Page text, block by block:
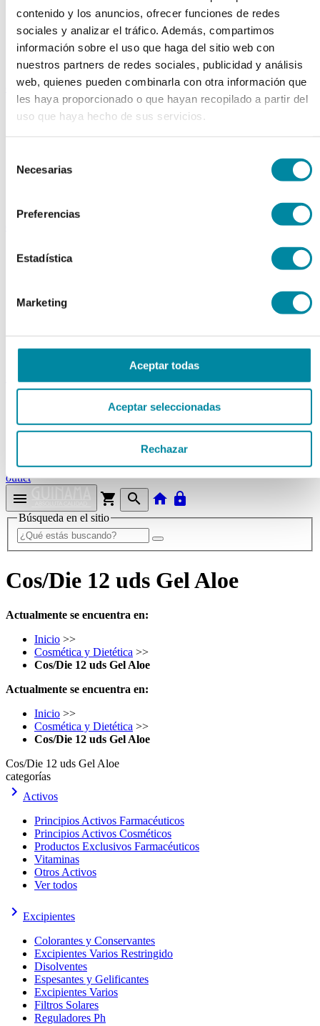
contenido y los anuncios, ofrecer funciones de redes
sociales y analizar el tráfico. Además, compartimos
información sobre el uso que haga del sitio web con
nuestros partners de redes sociales, publicidad y análisis
web, quienes pueden combinarla con otra información que
les haya proporcionado o que hayan recopilado a partir del
uso que haya hecho de sus servicios.
Necesarias
Preferencias
Estadística
Marketing
Aceptar todas
Aceptar seleccionadas
Rechazar
Extractos fluidos
Extractos glicólicos
Extracto oleoso
Extracto seco
Plantas y tinturas
capsulas
Tamañno 000
Tamañno 00
Tamañno 0
Tamañno 2
Tamañno 3
Frascos farmacia
Tapas farmacia
Tarros farmacia
Envases unguator
Material aparatos
Fungible
outlet
menu shopping_cart search home lock
Búsqueda en el sitio
Cos/Die 12 uds Gel Aloe
Actualmente se encuentra en:
Inicio >>
Cosmética y Dietética >>
Cos/Die 12 uds Gel Aloe
Actualmente se encuentra en:
Inicio >>
Cosmética y Dietética >>
Cos/Die 12 uds Gel Aloe
Cos/Die 12 uds Gel Aloe
categorías
keyboard_arrow_right Activos
Principios Activos Farmacéuticos
Principios Activos Cosméticos
Productos Exclusivos Farmacéuticos
Vitaminas
Otros Activos
Ver todos
keyboard_arrow_right Excipientes
Colorantes y Conservantes
Excipientes Varios Restringido
Disolventes
Espesantes y Gelificantes
Excipientes Varios
Filtros Solares
Reguladores Ph